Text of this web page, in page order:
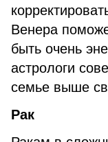
Венера
быть очень
астрологи
семье выше
Рак